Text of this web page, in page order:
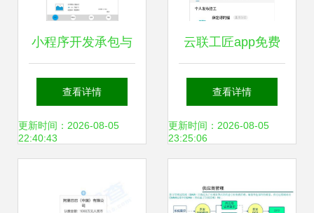
小程序开发承包与
外包的避坑指南 主
要注意事项全解析
查看详情
更新时间：2026-08-05
22:40:43
云联工匠app免费
下载 云联工匠安卓
最新版v1.0.0下载
查看详情
更新时间：2026-08-05
23:25:06